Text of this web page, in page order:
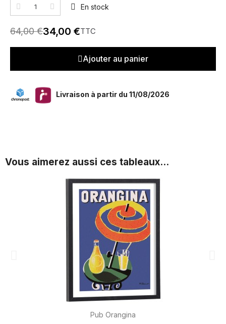
En stock
64,00 €34,00 €TTC
Ajouter au panier
Livraison à partir du 11/08/2026
Vous aimerez aussi ces tableaux...
Pub Orangina